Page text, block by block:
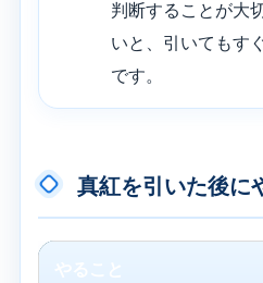
判断することが大
いと、引いてもす
です。
真紅を引いた後に
やること